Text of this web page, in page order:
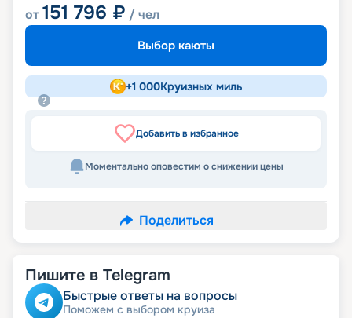
от151 796 ₽ / чел
Выбор каюты
+1 000Круизных миль
Добавить в избранное
Моментально оповестим о снижении цены
Поделиться
Пишите в Telegram
Быстрые ответы на вопросы
Поможем с выбором круиза